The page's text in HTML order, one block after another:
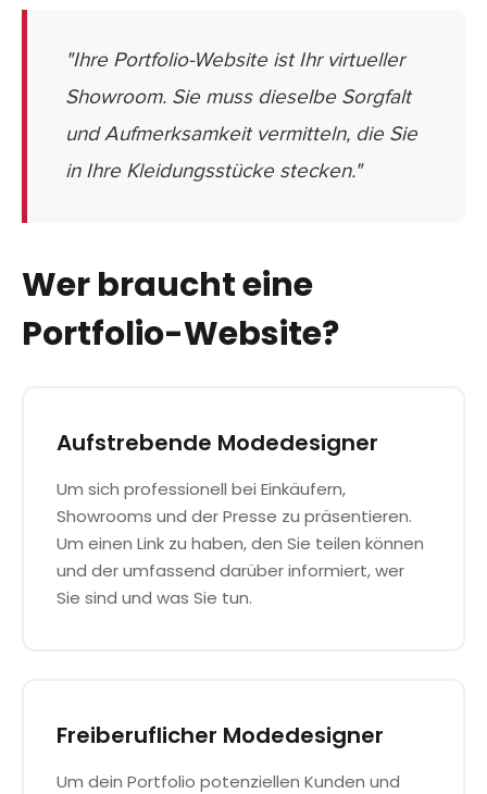
"Ihre Portfolio-Website ist Ihr virtueller
Showroom. Sie muss dieselbe Sorgfalt
und Aufmerksamkeit vermitteln, die Sie
in Ihre Kleidungsstücke stecken."
Wer braucht eine
Portfolio-Website?
Aufstrebende Modedesigner
Um sich professionell bei Einkäufern,
Showrooms und der Presse zu präsentieren.
Um einen Link zu haben, den Sie teilen können
und der umfassend darüber informiert, wer
Sie sind und was Sie tun.
Freiberuflicher Modedesigner
Um dein Portfolio potenziellen Kunden und